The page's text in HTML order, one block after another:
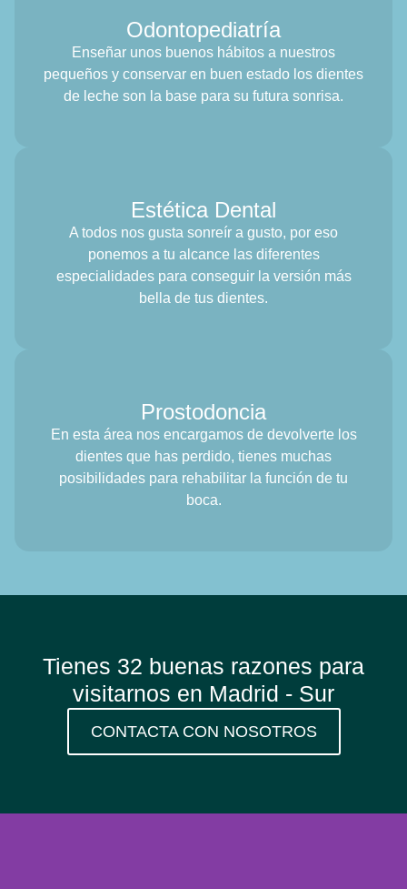
Odontopediatría
Enseñar unos buenos hábitos a nuestros
pequeños y conservar en buen estado los dientes
de leche son la base para su futura sonrisa.
Estética Dental
A todos nos gusta sonreír a gusto, por eso
ponemos a tu alcance las diferentes
especialidades para conseguir la versión más
bella de tus dientes.
Prostodoncia
En esta área nos encargamos de devolverte los
dientes que has perdido, tienes muchas
posibilidades para rehabilitar la función de tu
boca.
Tienes 32 buenas razones para
visitarnos en Madrid - Sur
CONTACTA CON NOSOTROS